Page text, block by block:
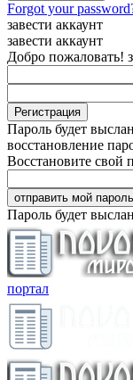
Forgot your
завести аккаунт
завести аккаунт
Добро пожаловать!
Пароль будет
восстановление
Восстановите свой
Пароль будет
портал